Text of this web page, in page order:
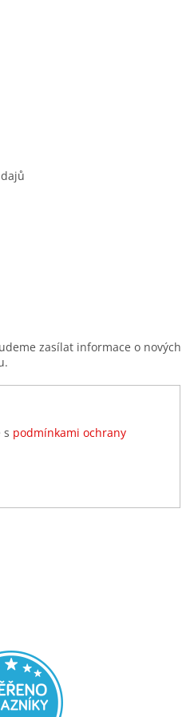
zasílat informace o nových
s podmínkami ochrany